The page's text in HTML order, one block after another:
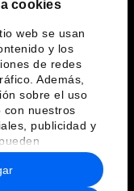
cookies
web se usan
y los
de redes
Además,
sobre el uso
con nuestros
publicidad y
que les
hayan
que haya